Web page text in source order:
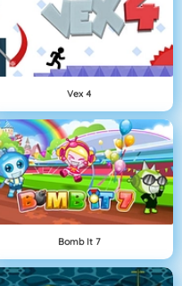
Vex 4
Bomb It 7